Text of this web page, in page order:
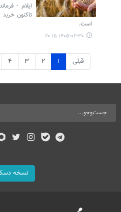
ایلام -
است.
۱۴۰۵-۰۲-۳۰ ۲۰:۱۵
قبلی ۱ ۲ ۳ ۴
نسخه